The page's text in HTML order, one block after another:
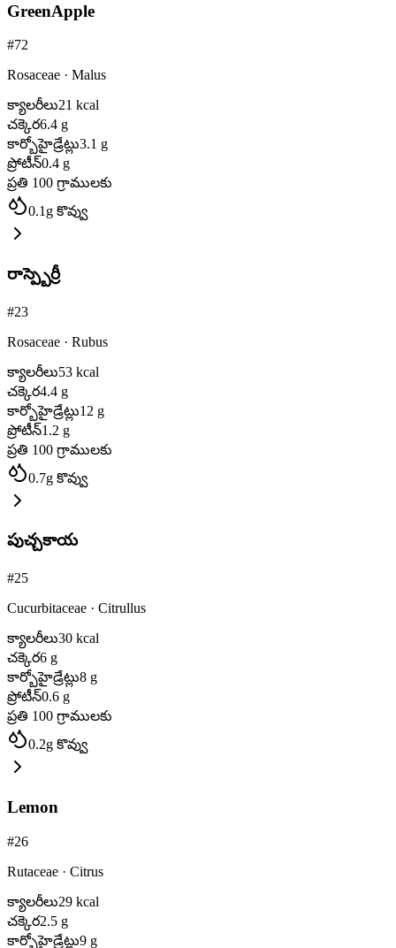
GreenApple
#72
Rosaceae · Malus
క్యాలరీలు21 kcal
చక్కెర6.4 g
కార్బోహైడ్రేట్లు3.1 g
ప్రోటీన్0.4 g
ప్రతి 100 గ్రాములకు
0.1 g కొవ్వు
రాస్ప్బెర్రీ
#23
Rosaceae · Rubus
క్యాలరీలు53 kcal
చక్కెర4.4 g
కార్బోహైడ్రేట్లు12 g
ప్రోటీన్1.2 g
ప్రతి 100 గ్రాములకు
0.7g కొవ్వు
పుచ్చకాయ
#25
Cucurbitaceae · Citrullus
క్యాలరీలు30 kcal
చక్కెర6 g
కార్బోహైడ్రేట్లు8 g
ప్రోటీన్0.6 g
ప్రతి 100 గ్రాములకు
0.2g కొవ్వు
Lemon
#26
Rutaceae · Citrus
క్యాలరీలు29 kcal
చక్కెర2.5 g
కార్బోహైడ్రేట్లు9 g